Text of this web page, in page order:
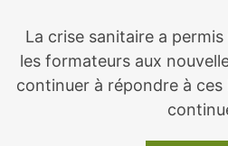
La crise sanitaire a
les formateurs aux
continuer à répondre à